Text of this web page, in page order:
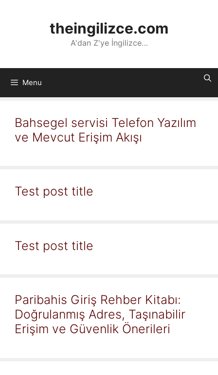
theingilizce.com
A'dan Z'ye İngilizce…
Menu
Bahsegel servisi Telefon Yazılım
ve Mevcut Erişim Akışı
Test post title
Test post title
Paribahis Giriş Rehber Kitabı:
Doğrulanmış Adres, Taşınabilir
Erişim ve Güvenlik Önerileri